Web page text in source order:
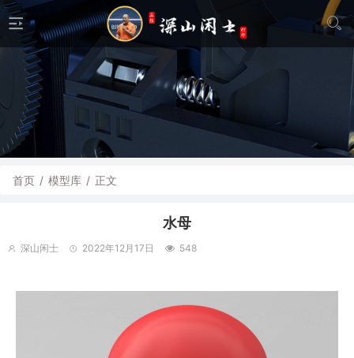
首页 / 模型库 / 正文
水母
深山闲士 2022年12月17日 548